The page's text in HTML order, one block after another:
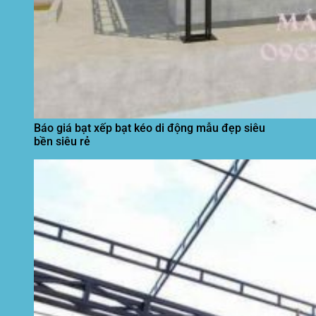
Báo giá bạt xếp bạt kéo di động mẫu đẹp siêu
bền siêu rẻ